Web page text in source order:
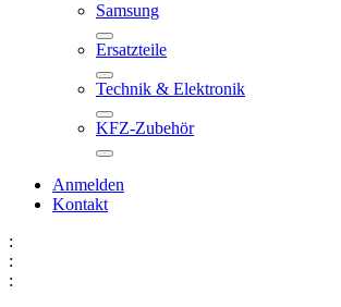
Samsung
Ersatzteile
Technik & Elektronik
KFZ-Zubehör
Anmelden
Kontakt
:
:
: